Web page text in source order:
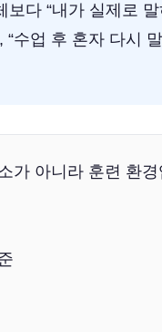
다 “내가 실제로
수업 후 혼자 다시
가 아니라 훈련 환